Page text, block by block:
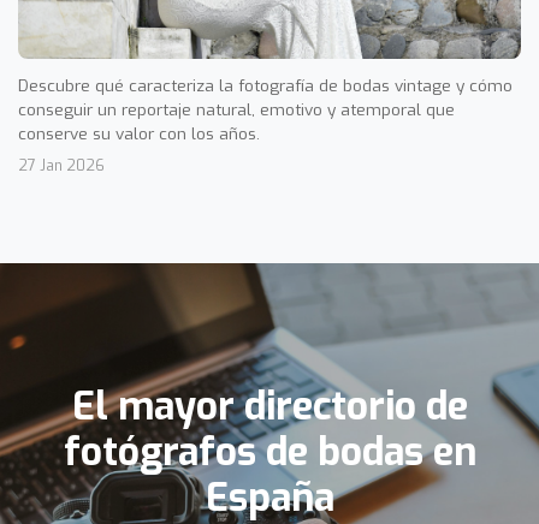
Descubre qué caracteriza la fotografía de bodas vintage y cómo
conseguir un reportaje natural, emotivo y atemporal que
conserve su valor con los años.
27 Jan 2026
El mayor directorio de
fotógrafos de bodas en
España